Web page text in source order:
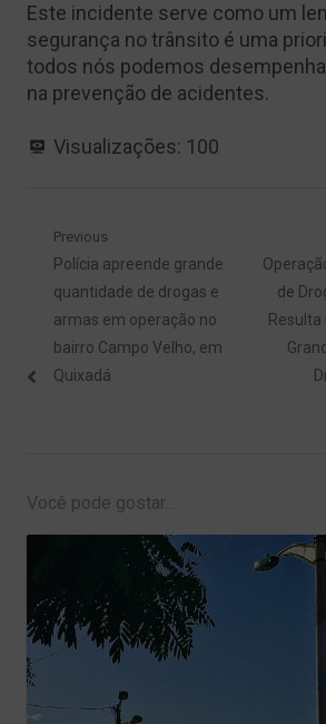
Este incidente serve como um
segurança no trânsito é uma
todos nós podemos
na prevenção de acidentes.
Visualizações: 100
Navegação
de
Post
Previous
Previous
post:
Polícia apreende grande
quantidade de drogas e
armas em operação no
bairro Campo Velho, em
Quixadá
Next
post:
de
Você pode gostar...